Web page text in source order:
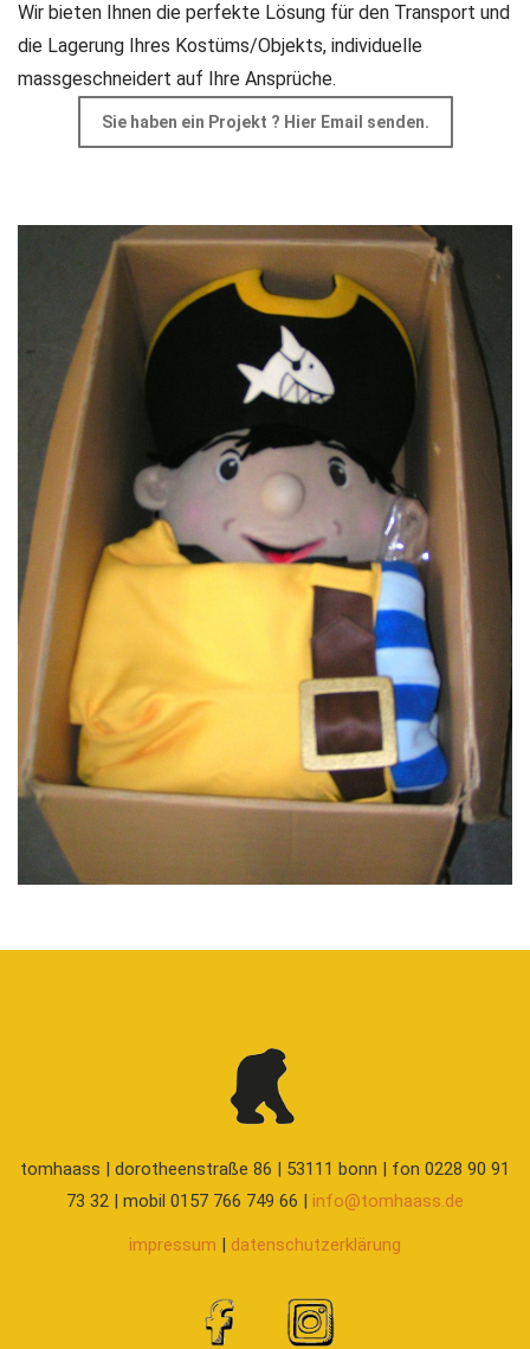
Wir bieten Ihnen die perfekte Lösung für den Transport und
die Lagerung Ihres Kostüms/Objekts, individuelle
massgeschneidert auf Ihre Ansprüche.
Sie haben ein Projekt ? Hier Email senden.
tomhaass | dorotheenstraße 86 | 53111 bonn | fon 0228 90 91
73 32 | mobil 0157 766 749 66 | info@tomhaass.de
impressum datenschutzerklärung